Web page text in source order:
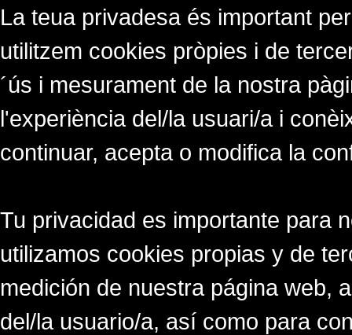
La teua privadesa és important
utilitzem cookies pròpies i de
´ús i mesurament de la nostra
l'experiència del/la usuari/a i
continuar, acepta o modifica la
Tu privacidad es importante para
utilizamos cookies propias y de
medición de nuestra página web,
del/la usuario/a, así como para